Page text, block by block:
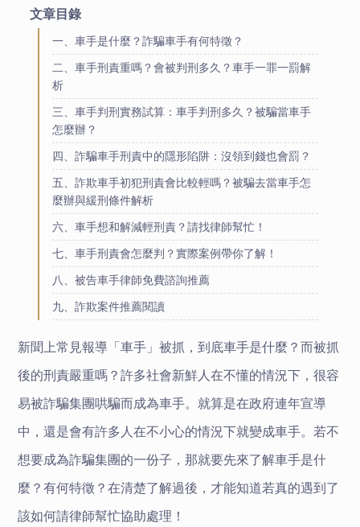
文章目錄
一、車手是什麼？詐騙車手有何特徵？
二、車手刑責重嗎？會被判刑多久？車手一罪一罰解
析
三、車手判刑實務試算：車手判刑多久？被騙當車手
怎麼辦？
四、詐騙車手刑責中的隱形陷阱：沒領到錢也會罰？
五、詐欺車手初犯刑責會比較輕嗎？被騙去當車手怎
麼辦與緩刑條件解析
六、車手想和解減輕刑責？請找律師幫忙！
七、車手刑責會怎麼判？實際案例帶你了解！
八、被告車手律師免費諮詢推薦
九、詐欺案件推薦閱讀
新聞上常見報導「車手」被抓，到底車手是什麼？而被抓
後的刑責嚴重嗎？許多社會新鮮人在不懂的情況下，很容
易被詐騙集團哄騙而成為車手。就算是在政府連年宣導
中 ，還是會有許多人在不小心的情況下就變成車手。若不
想要成為詐騙集團的一份子，那就要先來了解車手是什
麼？有何特徵？在清楚了解過後，才能知道若真的遇到了
該如何請律師幫忙協助處理！